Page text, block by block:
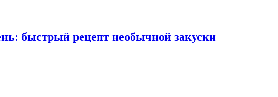
быстрый рецепт необычной закуски